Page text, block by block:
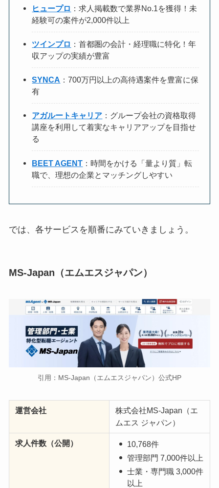
ヒュープロ ：求人掲載数で業界No.1を獲得！未
経験可の案件が2,000件以上
ツインプロ ：首都圏の会計・経理職に特化！年
収アップの実績が豊富
SYNCA ：700万円以上の高待遇案件を豊富に保
有
アガルートキャリア ：グループ会社の資格取得
講座を利用して着実なキャリアアップを目指せ
る
BEET AGENT ：時間をかける「量より質」転
職で、理想の企業とマッチングしやすい
では、各サービスを順番にみていきましょう。
MS-Japan（エムエスジャパン）
引用：MS-Japan（エムエスジャパン）公式HP
運営会社
株式会社MS-Japan（エ
ムエス ジャパン）
求人件数（公開）
10,768件
管理部門 7,000件以上
士業・専門職 3,000件
以上